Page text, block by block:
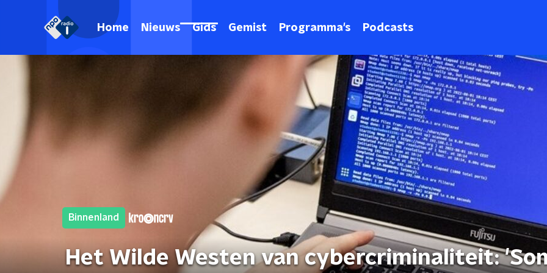
Home Nieuws Gids Gemist Programma's Podcasts
Binnenland
Het Wilde Westen van cybercriminaliteit: